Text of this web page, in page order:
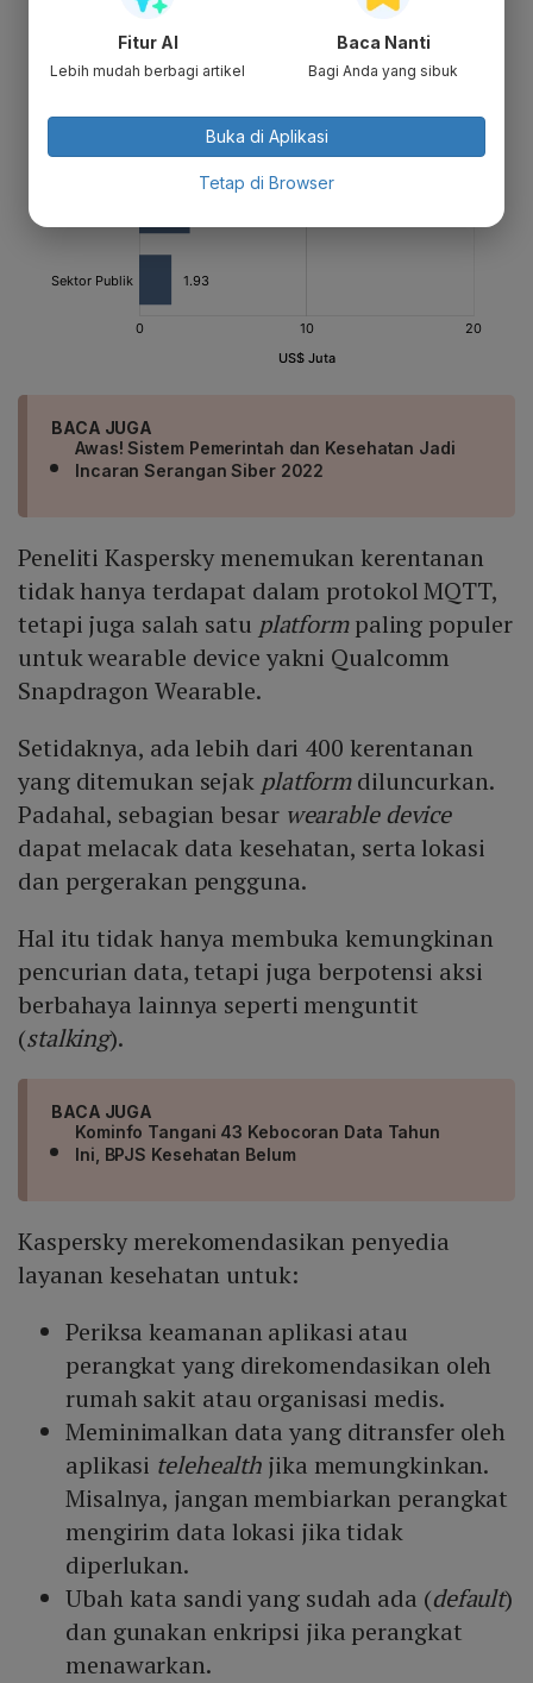
BACA JUGA
Awas! Sistem Pemerintah dan Kesehatan Jadi
Incaran Serangan Siber 2022
Peneliti Kaspersky menemukan kerentanan
tidak hanya terdapat dalam protokol MQTT,
tetapi juga salah satu platformpaling populer
untuk wearable device yakni Qualcomm
Snapdragon Wearable.
Setidaknya, ada lebih dari 400 kerentanan
yang ditemukan sejak platformdiluncurkan.
Padahal, sebagian besar wearable device
dapat melacak data kesehatan, serta lokasi
dan pergerakan pengguna.
Hal itu tidak hanya membuka kemungkinan
pencurian data, tetapi juga berpotensi aksi
berbahaya lainnya seperti menguntit
(stalking).
BACA JUGA
Kominfo Tangani 43 Kebocoran Data Tahun
Ini, BPJS Kesehatan Belum
Kaspersky merekomendasikan penyedia
layanan kesehatan untuk:
Periksa keamanan aplikasi atau
perangkat yang direkomendasikan oleh
rumah sakit atau organisasi medis.
Meminimalkan data yang ditransfer oleh
aplikasi telehealth jika memungkinkan.
Misalnya, jangan membiarkan perangkat
mengirim data lokasi jika tidak
diperlukan.
Ubah kata sandi yang sudah ada (default)
dan gunakan enkripsi jika perangkat
menawarkan.
Fitur AI
Lebih mudah berbagi artikel
Baca Nanti
Bagi Anda yang sibuk
Buka di Aplikasi
Tetap di Browser